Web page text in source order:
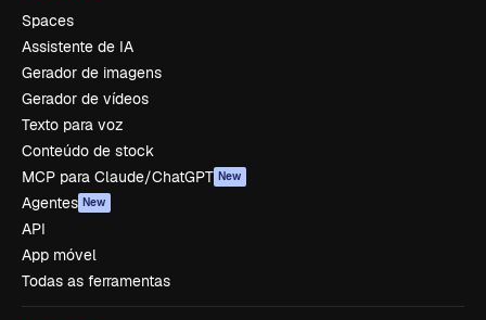
Spaces
Assistente de IA
Gerador de imagens
Gerador de vídeos
Texto para voz
Conteúdo de stock
MCP para Claude/ChatGPT New
Agentes New
API
App móvel
Todas as ferramentas